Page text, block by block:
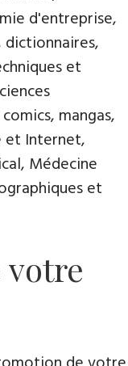
d'entreprise,
dictionnaires,
et
mangas,
et Internet,
Médecine
et